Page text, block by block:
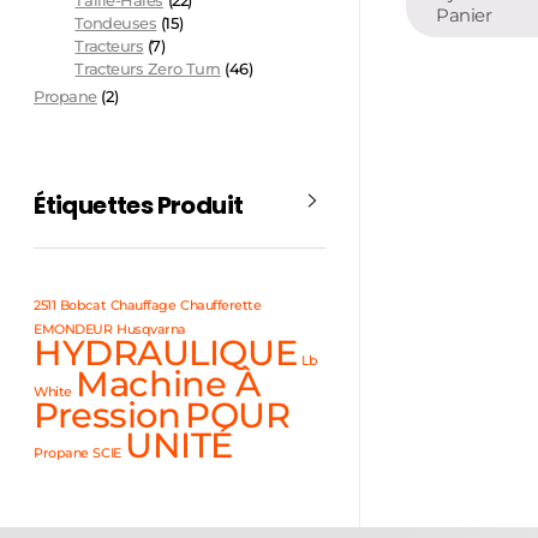
Panier
Tondeuses (15)
Tracteurs (7)
Tracteurs Zero Turn (46)
Propane (2)
Étiquettes Produit
2511 Bobcat Chauffage Chaufferette
EMONDEUR Husqvarna
HYDRAULIQUE Lb
White Machine À
Pression POUR
Propane SCIE UNITÉ